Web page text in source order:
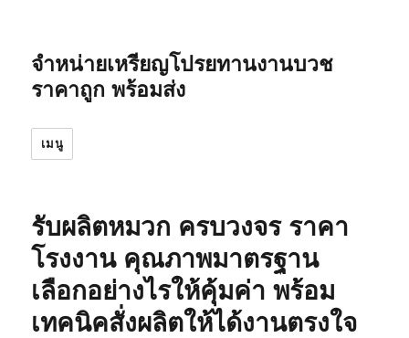
จำหน่ายเหรียญโปรยทานงานบวช
ราคาถูก พร้อมส่ง
เมนู
รับผลิตหมวก ครบวงจร ราคา
โรงงาน คุณภาพมาตรฐาน
เลือกอย่างไรให้คุ้มค่า พร้อม
เทคนิคสั่งผลิตให้ได้งานตรงใจ